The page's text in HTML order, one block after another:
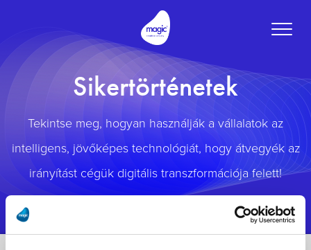
Toggle
Sikertörténetek
Tekintse meg, hogyan használják a vállalatok az
intelligens, jövőképes technológiát, hogy átvegyék az
irányítást cégük digitális transzformációja felett!